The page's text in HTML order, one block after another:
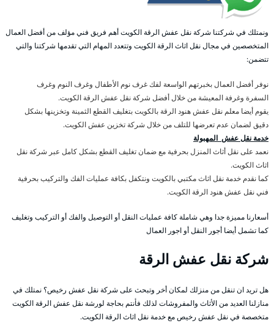
ونمتلك في شركتنا شركة نقل عفش الرقة الكويت أهم فريق فني مؤلف من أفضل العمال
المتخصصين في مجال نقل اثاث الرقة الكويت وتتعدد المهام التي تقدمها شركتنا والتي
تتضمن:
نوفر أفضل العمال بخبرتهم الواسعة لفك غرف نوم الأطفال وغرف النوم وغرف
السفرة وغرفة المعيشة من خلال أفضل شركة نقل عفش الرقة الكويت.
يقوم أيضا معلم نقل عفش هنود الرقة بالكويت بتغليف القطع الثمينة وتخزينها بشكل
دقيق لضمان عدم تعرضها للتلف من خلال شركة تخزين عفش الكويت.
خدمة نقل عفش المهبولة
نعمد على نقل أثاث المنزل بحرفية مع ضمان تغليف القطع بشكل كامل عبر شركة نقل
اثاث الكويت.
كما نقدم خدمة نقل اثاث مكتبي بالكويت ونتكفل بكافة عمليات الفك والتركيب بحرفية
فني نقل عفش هنود الرقة الكويت.
أسعارنا مميزة جدا وهي شاملة كافة عمليات النقل أو التوصيل والفك أو التركيب وتغليف
كما تشمل أيضا أجور النقل أو اجور العمال
شركة نقل عفش الرقة
هل تريد ان تنقل من منزلك لمكان أخر وتبحث على شركة نقل عفش رخيص؟ نمتلك في
منازلنا العديد من الأثاث والمفروشات لذلك فأنتم بحاجة لورشة نقل عفش الرقة الكويت
متخصصة في نقل عفش رخيص مع خدمة نقل اثاث الرقة الكويت.